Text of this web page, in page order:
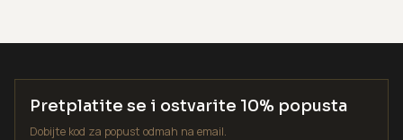
Pretplatite se i ostvarite 10% popusta
Dobijte kod za popust odmah na email.